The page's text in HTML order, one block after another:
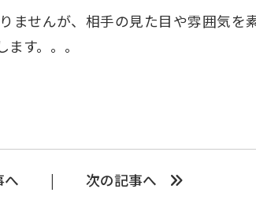
ませんが、相手の見た目や雰囲気を
す。。。
へ 次の記事へ